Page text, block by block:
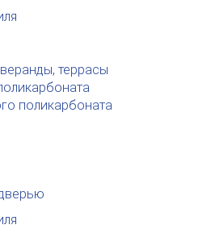
террасы
поликарбоната